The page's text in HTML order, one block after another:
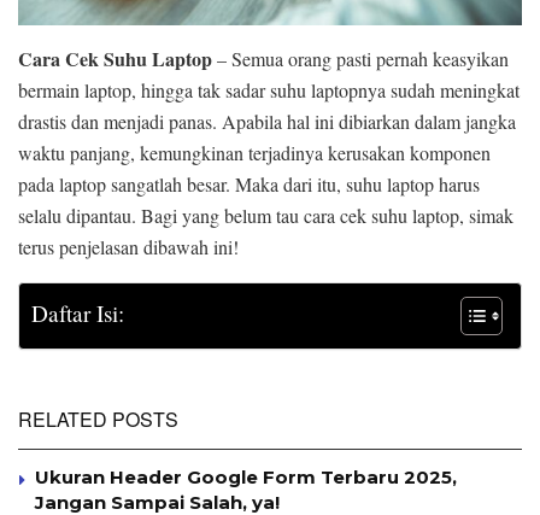
Cara Cek Suhu Laptop– Semua orang pasti pernah keasyikan
bermain laptop, hingga tak sadar suhu laptopnya sudah meningkat
drastis dan menjadi panas. Apabila hal ini dibiarkan dalam jangka
waktu panjang, kemungkinan terjadinya kerusakan komponen
pada laptop sangatlah besar. Maka dari itu, suhu laptop harus
selalu dipantau. Bagi yang belum tau cara cek suhu laptop, simak
terus penjelasan dibawah ini!
Daftar Isi:
RELATED POSTS
Ukuran Header Google Form Terbaru 2025,
Jangan Sampai Salah, ya!